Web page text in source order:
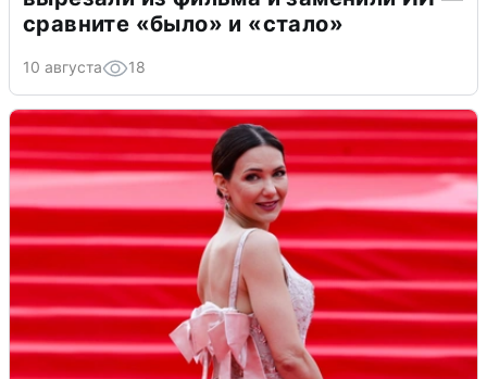
сравните «было» и «стало»
10 августа 18